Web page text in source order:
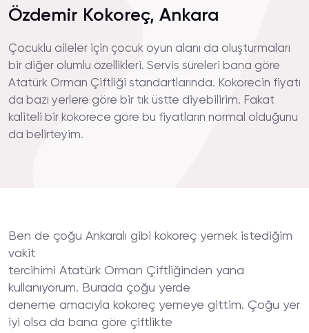
Özdemir Kokoreç, Ankara
Çocuklu aileler için çocuk oyun alanı da oluşturmaları
bir diğer olumlu özellikleri. Servis süreleri bana göre
Atatürk Orman Çiftliği standartlarında. Kokorecin fiyatı
da bazı yerlere göre bir tık üstte diyebilirim. Fakat
kaliteli bir kokorece göre bu fiyatların normal olduğunu
da belirteyim.
Ben de çoğu Ankaralı gibi kokoreç yemek istediğim
vakit
tercihimi Atatürk Orman Çiftliğinden yana
kullanıyorum. Burada çoğu yerde
deneme amacıyla kokoreç yemeye gittim. Çoğu yer
iyi olsa da bana göre çiftlikte